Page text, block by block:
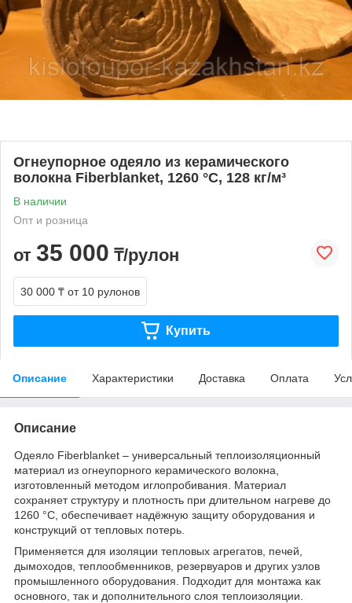
Огнеупорное одеяло из керамического
волокна Fiberblanket, 1260 °C, 128 кг/м³
В наличии
Опт и розница
от 35 000 ₸/рулон
30 000 ₸ от 10 рулонов
Купить
Описание Характеристики Доставка Оплата
Описание
Одеяло Fiberblanket – универсальный теплоизоляционный
материал из огнеупорного керамического волокна,
изготовленный методом иглопробивания. Материал
сохраняет структуру и плотность при длительном нагреве до
1260 °C, обеспечивает надёжную защиту оборудования и
конструкций от тепловых потерь.
Применяется для изоляции тепловых агрегатов, печей,
дымоходов, теплообменников, резервуаров и других узлов
промышленного оборудования. Подходит для монтажа как
основного, так и дополнительного слоя теплоизоляции.